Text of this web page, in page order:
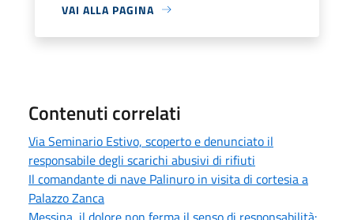
VAI ALLA PAGINA
Contenuti correlati
Via Seminario Estivo, scoperto e denunciato il
responsabile degli scarichi abusivi di rifiuti
Il comandante di nave Palinuro in visita di cortesia a
Palazzo Zanca